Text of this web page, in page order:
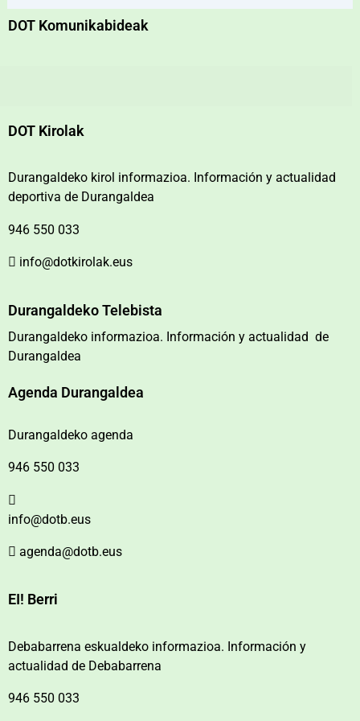
DOT Komunikabideak
DOT Kirolak
Durangaldeko kirol informazioa. Información y actualidad
deportiva de Durangaldea
946 550 033
info@dotkirolak.eus
Durangaldeko Telebista
Durangaldeko informazioa. Información y actualidad de
Durangaldea
Agenda Durangaldea
Durangaldeko agenda
946 550 033
info@dotb.eus
agenda@dotb.eus
EI! Berri
Debabarrena eskualdeko informazioa. Información y
actualidad de Debabarrena
946 550 033